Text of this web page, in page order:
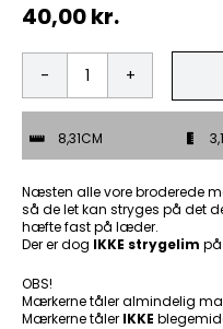
Andre Mærker
Tøj & Andre Varer
40,00kr.
XVS
1100
Patch
Mærke
antal
8,31CM
Næsten alle vore broderede
så de let kan stryges på det
hæfte fast på læder.
Der er dog IKKE strygelim
OBS!
Mærkerne tåler almindelig
Mærkerne tåler IKKE